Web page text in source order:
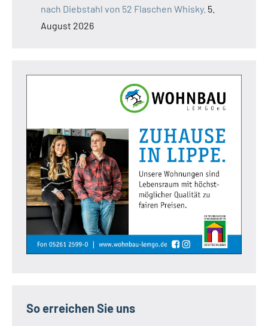
nach Diebstahl von 52 Flaschen Whisky. 5.
August 2026
So erreichen Sie uns